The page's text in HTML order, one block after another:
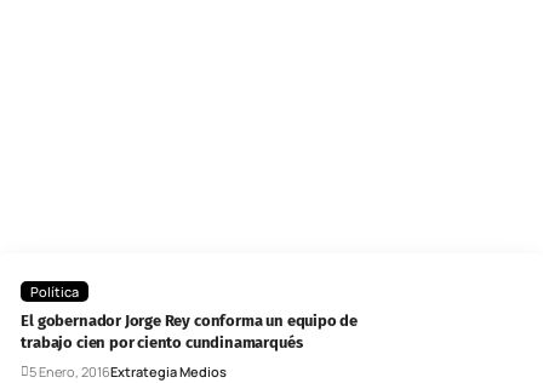
Política
El gobernador Jorge Rey conforma un equipo de
trabajo cien por ciento cundinamarqués
5 Enero, 2016Extrategia Medios